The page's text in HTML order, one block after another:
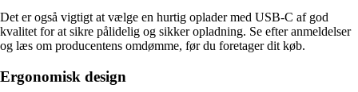
Det er også vigtigt at vælge en hurtig oplader med USB-C af god
kvalitet for at sikre pålidelig og sikker opladning. Se efter anmeldelser
og læs om producentens omdømme, før du foretager dit køb.
Ergonomisk design